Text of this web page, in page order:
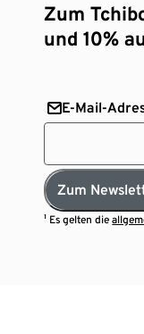
Zum
und 10%
E-Mail-
Zum
¹ Es gelten die